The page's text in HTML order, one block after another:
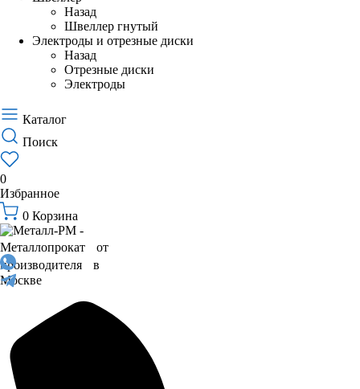
Назад
Швеллер гнутый
Электроды и отрезные диски
Назад
Отрезные диски
Электроды
Каталог
Поиск
0
Избранное
0 Корзина